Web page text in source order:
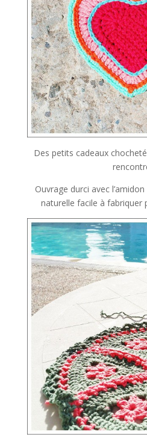
Des petits cadeaux
Ouvrage durci avec
naturelle facile à fabriquer